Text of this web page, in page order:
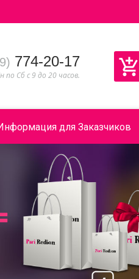
774-20-17
по Сб с 9 до 20 часов.
для Заказчиков